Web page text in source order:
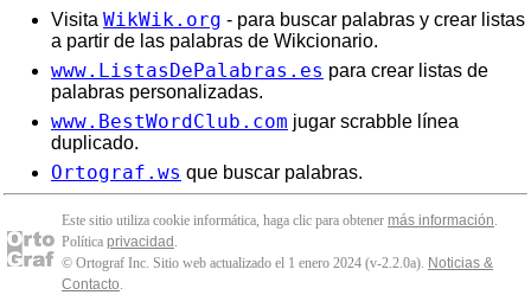
Visita WikWik.org - para buscar palabras y crear listas
a partir de las palabras de Wikcionario.
www.ListasDePalabras.es para crear listas de
palabras personalizadas.
www.BestWordClub.com jugar scrabble línea
duplicado.
Ortograf.ws que buscar palabras.
Este sitio utiliza cookie informática, haga clic para obtener más información.
Política privacidad .
© Ortograf Inc. Sitio web actualizado el 1 enero 2024 (v-2.2.0a). Noticias &
Contacto.